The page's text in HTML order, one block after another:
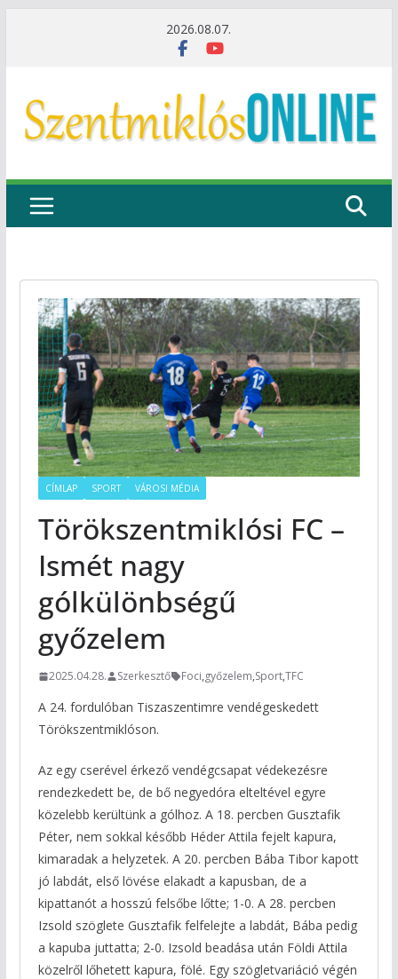
2026.08.07.
CÍMLAP SPORT VÁROSI MÉDIA
Törökszentmiklósi FC –
Ismét nagy
gólkülönbségű
győzelem
2025.04.28. Szerkesztő Foci,győzelem,Sport,TFC
A 24. fordulóban Tiszaszentimre vendégeskedett
Törökszentmiklóson.
Az egy cserével érkező vendégcsapat védekezésre
rendezkedett be, de bő negyedóra elteltével egyre
közelebb kerültünk a gólhoz. A 18. percben Gusztafik
Péter, nem sokkal később Héder Attila fejelt kapura,
kimaradak a helyzetek. A 20. percben Bába Tibor kapott
jó labdát, első lövése elakadt a kapusban, de a
kipattanót a hosszú felsőbe lőtte; 1-0. A 28. percben
Izsold szöglete Gusztafik felfelejte a labdát, Bába pedig
a kapuba juttatta; 2-0. Izsold beadása után Földi Attila
közelről lőhetett kapura, fölé. Egy szögletvariáció végén